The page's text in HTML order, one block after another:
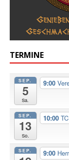
TERMINE
SEP.
5
Sa.
9:00
SEP.
13
So.
10:00
SEP. 9:00